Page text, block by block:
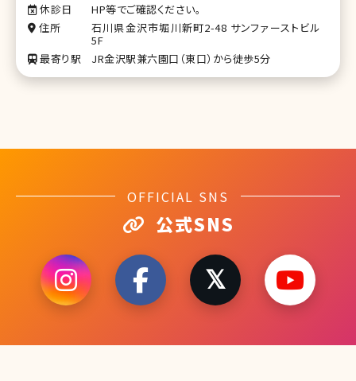
休診日
HP等でご確認ください。
住所
石川県金沢市堀川新町2-48 サンファーストビル
5F
最寄り駅
JR金沢駅兼六園口（東口）から徒歩5分
OFFICIAL SNS
公式SNS